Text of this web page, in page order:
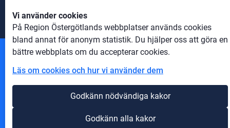
Vi använder cookies
På Region Östergötlands webbplatser används cookies
bland annat för anonym statistik. Du hjälper oss att göra en
bättre webbplats om du accepterar cookies.
Läs om cookies och hur vi använder dem
Godkänn nödvändiga kakor
Godkänn alla kakor
Information om cookies
Om webbplatsen